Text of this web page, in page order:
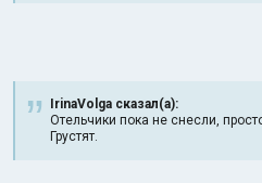
IrinaVolga сказал(а):
Отельчики пока не снесли,
Грустят.